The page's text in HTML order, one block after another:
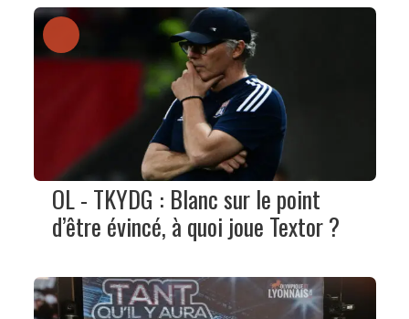
OL - TKYDG : Blanc sur le point
d’être évincé, à quoi joue Textor ?